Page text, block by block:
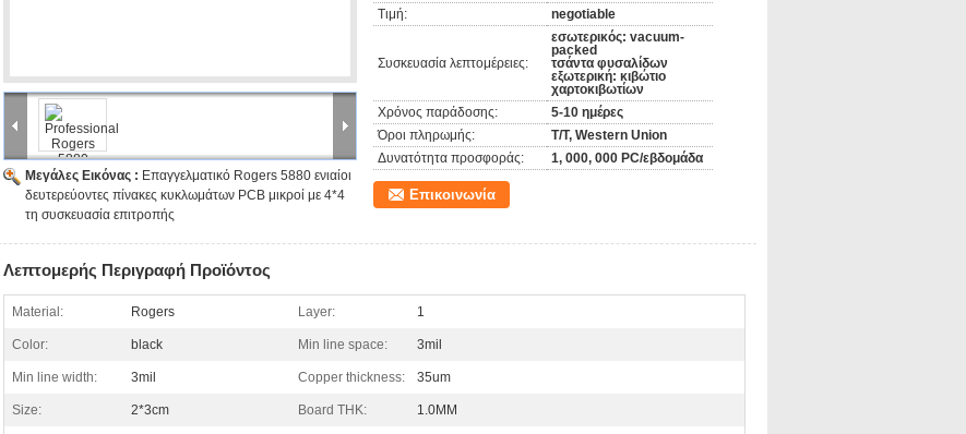
Ενιαίο πλαισιωμένο PCB η περισσότερη χρήση στη ραδιο, μηχανή θέρμανσης, κρύα αποθήκευση, πλυντήρια
και άλλο ηλεκτρικό προϊόν συσκευών, καθώς επίσης και ο εκτυπωτής, μηχανές πώλησης, φωτισμός των
οδηγήσεων, ηλεκτρονικά συστατικά, όπως το εμπορικό κύκλωμα μηχανών
Μεγάλες Εικόνας : Επαγγελματικό Rogers 5880 ενιαίοι
δευτερεύοντες πίνακες κυκλωμάτων PCB μικροί με 4*4
τη συσκευασία επιτροπής
Τιμή:
negotiable
Συσκευασία λεπτομέρειες:
εσωτερικός: vacuum-
packed
τσάντα φυσαλίδων
εξωτερική: κιβώτιο
χαρτοκιβωτίων
Χρόνος παράδοσης:
5-10 ημέρες
Όροι πληρωμής:
T/T, Western Union
Δυνατότητα προσφοράς:
1, 000, 000 PC/εβδομάδα
Επικοινωνία
Λεπτομερής Περιγραφή Προϊόντος
Material: Rogers Layer: 1
Color: black Min line space: 3mil
Min line width: 3mil Copper thickness: 35um
Size: 2*3cm Board THK: 1.0MM